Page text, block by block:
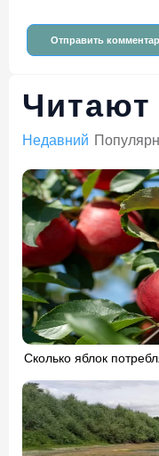
Читают
Недавний
Сколько яблок